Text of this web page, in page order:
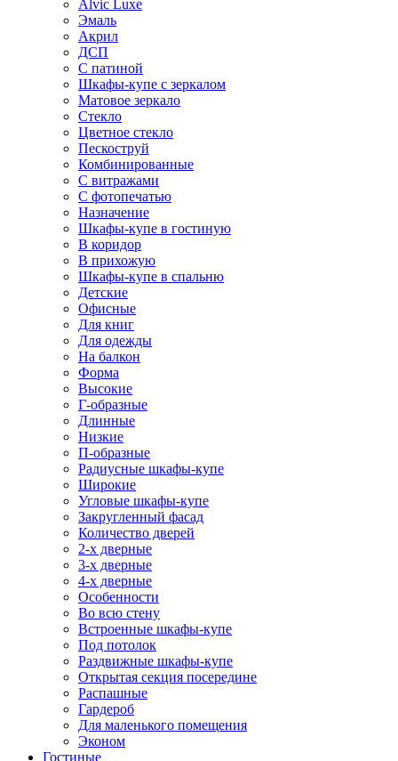
Alvic Luxe
Эмаль
Акрил
ДСП
С патиной
Шкафы-купе с зеркалом
Матовое зеркало
Стекло
Цветное стекло
Пескоструй
Комбинированные
С витражами
С фотопечатью
Назначение
Шкафы-купе в гостиную
В коридор
В прихожую
Шкафы-купе в спальню
Детские
Офисные
Для книг
Для одежды
На балкон
Форма
Высокие
Г-образные
Длинные
Низкие
П-образные
Радиусные шкафы-купе
Широкие
Угловые шкафы-купе
Закругленный фасад
Количество дверей
2-х дверные
3-х дверные
4-х дверные
Особенности
Во всю стену
Встроенные шкафы-купе
Под потолок
Раздвижные шкафы-купе
Открытая секция посередине
Распашные
Гардероб
Для маленького помещения
Эконом
Гостиные